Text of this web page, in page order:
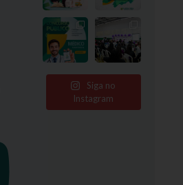
Siga no
Instagram